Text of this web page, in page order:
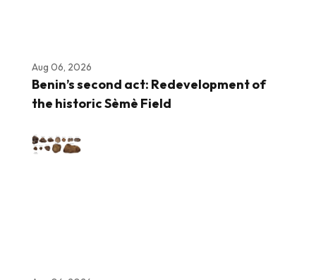
Aug 06, 2026
Benin’s second act: Redevelopment of
the historic Sèmè Field